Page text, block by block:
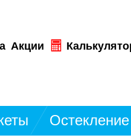
Акции
Остекление